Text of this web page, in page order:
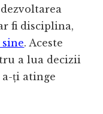
fi disciplina,
. Aceste
a lua decizii
ți atinge